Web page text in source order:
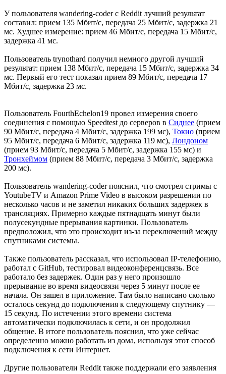
У пользователя wandering-coder с Reddit лучший результат
составил: прием 135 Мбит/с, передача 25 Мбит/с, задержка 21
мс. Худшее измерение: прием 46 Мбит/с, передача 15 Мбит/с,
задержка 41 мс.
Пользователь trynothard получил немного другой лучший
результат: прием 138 Мбит/с, передача 15 Мбит/с, задержка 34
мс. Первый его тест показал прием 89 Мбит/с, передача 17
Мбит/с, задержка 23 мс.
Пользователь FourthEchelon19 провел измерения своего
соединения с помощью Speedtest до серверов в Сиднее (прием
90 Мбит/с, передача 4 Мбит/с, задержка 199 мс), Токио (прием
95 Мбит/с, передача 6 Мбит/с, задержка 119 мс), Лондоном
(прием 93 Мбит/с, передача 5 Мбит/с, задержка 155 мс) и
Тронхеймом (прием 88 Мбит/с, передача 3 Мбит/с, задержка
200 мс).
Пользователь wandering-coder пояснил, что смотрел стримы с
YoutubеTV и Amazon Prime Video в высоком разрешении по
несколько часов и не заметил никаких больших задержек в
трансляциях. Примерно каждые пятнадцать минут были
полусекундные прерывания картинки. Пользователь
предположил, что это происходит из-за переключений между
спутниками системы.
Также пользователь рассказал, что использовал IP-телефонию,
работал с GitHub, тестировал видеоконференцсвязь. Все
работало без задержек. Один раз у него произошло
прерывание во время видеосвязи через 5 минут после ее
начала. Он зашел в приложение. Там было написано сколько
осталось секунд до подключения к следующему спутнику —
15 секунд. По истечении этого времени система
автоматически подключилась к сети, и он продолжил
общение. В итоге пользователь пояснил, что уже сейчас
определенно можно работать из дома, используя этот способ
подключения к сети Интернет.
Другие пользователи Reddit также поддержали его заявления